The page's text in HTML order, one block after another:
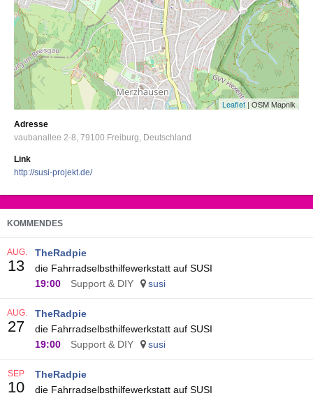
Leaflet| OSM Mapnik
Adresse
vaubanallee 2-8 79100 Freiburg Deutschland
Link
http://susi-projekt.de/
KOMMENDES
TheRadpie
die Fahrradselbsthilfewerkstatt auf SUSI
19:00
Support & DIY susi
AUG.
13
TheRadpie
die Fahrradselbsthilfewerkstatt auf SUSI
19:00
Support & DIY susi
AUG.
27
TheRadpie
die Fahrradselbsthilfewerkstatt auf SUSI
SEP
10